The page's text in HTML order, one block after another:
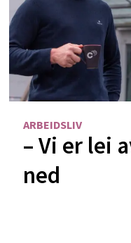
ARBEIDSLIV
– Vi er lei
ned